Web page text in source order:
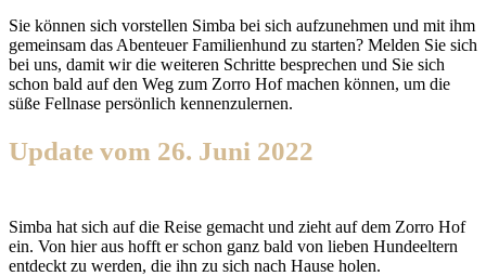
Sie können sich vorstellen Simba bei sich aufzunehmen und mit ihm
gemeinsam das Abenteuer Familienhund zu starten? Melden Sie sich
bei uns, damit wir die weiteren Schritte besprechen und Sie sich
schon bald auf den Weg zum Zorro Hof machen können, um die
süße Fellnase persönlich kennenzulernen.
Update vom 26. Juni 2022
Simba hat sich auf die Reise gemacht und zieht auf dem Zorro Hof
ein. Von hier aus hofft er schon ganz bald von lieben Hundeeltern
entdeckt zu werden, die ihn zu sich nach Hause holen.